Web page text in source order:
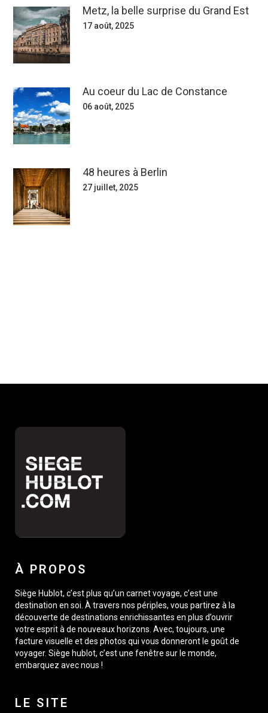
Metz, la belle surprise du Grand Est
17 août, 2025
Au coeur du Lac de Constance
06 août, 2025
48 heures à Berlin
27 juillet, 2025
À PROPOS
Siège Hublot, c’est plus qu’un carnet voyage, c’est une
destination en soi. À travers nos périples, vous partirez à la
découverte de destinations enrichissantes en plus d’ouvrir
votre esprit à de nouveaux horizons. Avec, toujours, une
facture visuelle et des photos qui vous donneront le goût de
voyager. Siège hublot, c’est une fenêtre sur le monde,
embarquez avec nous !
LE SITE